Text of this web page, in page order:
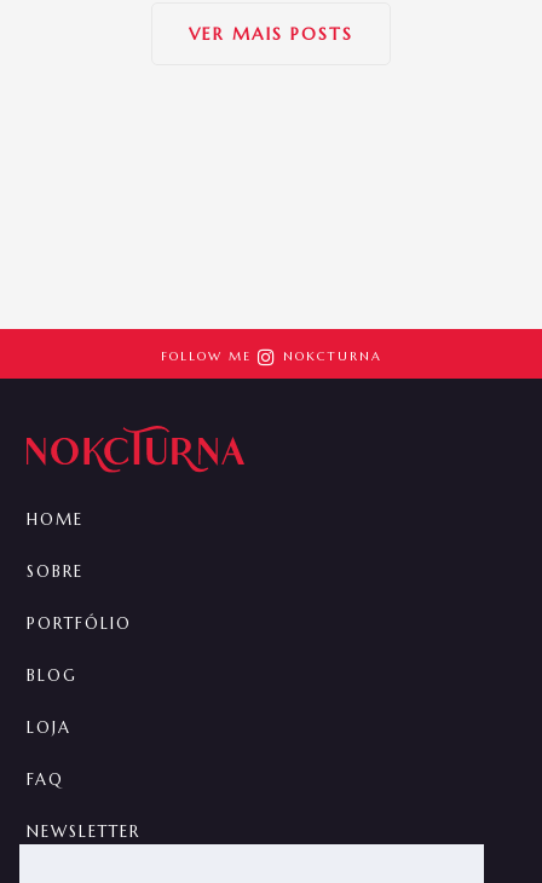
VER MAIS POSTS
FOLLOW ME  NOKCTURNA
HOME
SOBRE
PORTFÓLIO
BLOG
LOJA
FAQ
NEWSLETTER